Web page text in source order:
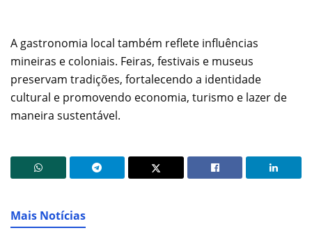
A gastronomia local também reflete influências
mineiras e coloniais. Feiras, festivais e museus
preservam tradições, fortalecendo a identidade
cultural e promovendo economia, turismo e lazer de
maneira sustentável.
Mais Notícias